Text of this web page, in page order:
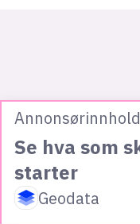
Annonsørinnhold
Se hva som
starter
Geodata